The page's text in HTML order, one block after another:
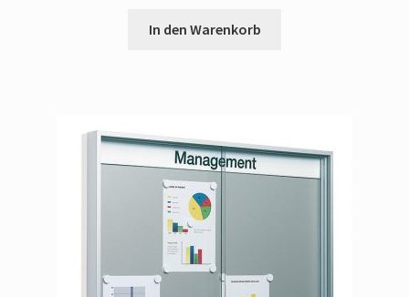
In den Warenkorb